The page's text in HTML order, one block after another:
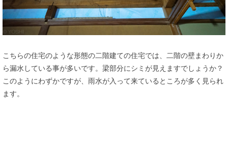
こちらの住宅のような形態の二階建ての住宅では、二階の壁まわりか
ら漏水している事が多いです。梁部分にシミが見えますでしょうか？
このようにわずかですが、雨水が入って来ているところが多く見られ
ます。